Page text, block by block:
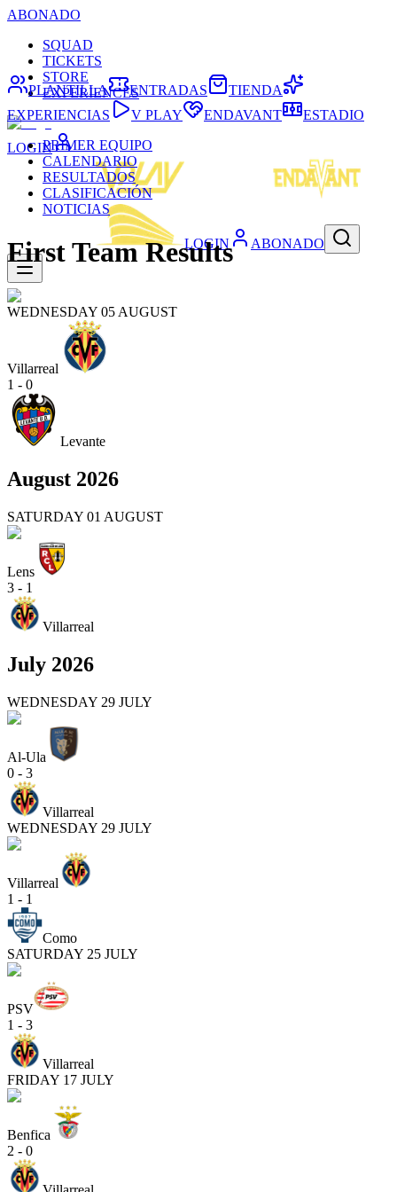
ABONADO
SQUAD
TICKETS
STORE
EXPERIENCES
LOGIN
LOGIN ABONADO
PLANTILLA ENTRADAS
TIENDA
EXPERIENCIAS
V PLAY ENDAVANT
ESTADIO
PRIMER EQUIPO
CALENDARIO
RESULTADOS
CLASIFICACIÓN
NOTICIAS
First Team Results
WEDNESDAY 05 AUGUST
Villarreal
1 - 0
Levante
August 2026
SATURDAY 01 AUGUST
Lens
3 - 1
Villarreal
July 2026
WEDNESDAY 29 JULY
Al-Ula
0 - 3
Villarreal
WEDNESDAY 29 JULY
Villarreal
1 - 1
Como
SATURDAY 25 JULY
PSV
1 - 3
Villarreal
FRIDAY 17 JULY
Benfica
2 - 0